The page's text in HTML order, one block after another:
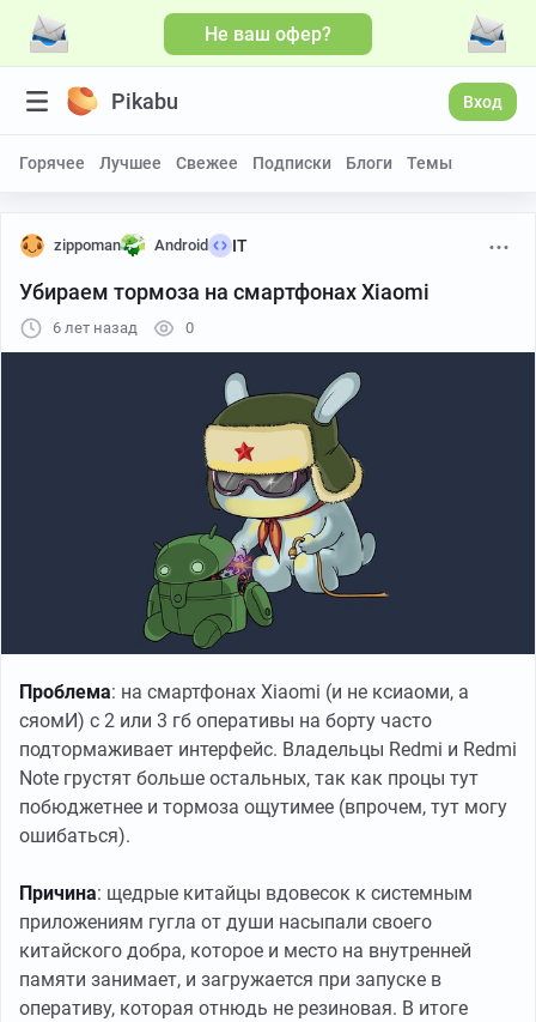
Не ваш офер?
Pikabu Вход
Горячее Лучшее Свежее Подписки Блоги Темы
zippoman Android IT
Убираем тормоза на смартфонах Xiaomi
6 лет назад 0
Проблема: на смартфонах Xiaomi (и не ксиаоми, а
сяомИ) с 2 или 3 гб оперативы на борту часто
подтормаживает интерфейс. Владельцы Redmi и Redmi
Note грустят больше остальных, так как процы тут
побюджетнее и тормоза ощутимее (впрочем, тут могу
ошибаться).
Причина: щедрые китайцы вдовесок к системным
приложениям гугла от души насыпали своего
китайского добра, которое и место на внутренней
памяти занимает, и загружается при запуске в
оперативу, которая отнюдь не резиновая. В итоге